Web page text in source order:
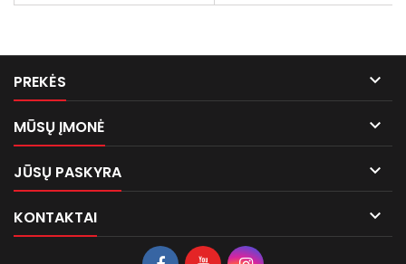
PREKĖS 
MŪSŲ ĮMONĖ 
JŪSŲ PASKYRA 
KONTAKTAI 